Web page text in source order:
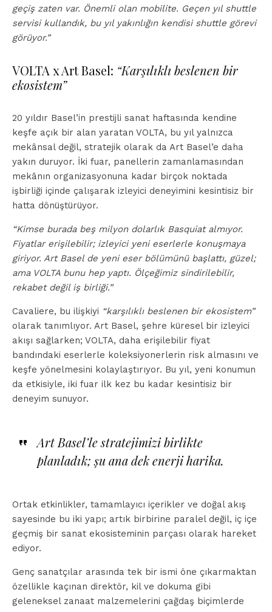
geçiş zaten var. Önemli olan mobilite. Geçen yıl shuttle
servisi kullandık, bu yıl yakınlığın kendisi shuttle görevi
görüyor.”
VOLTA x Art Basel: “Karşılıklı beslenen bir
ekosistem”
20 yıldır Basel’in prestijli sanat haftasında kendine
keşfe açık bir alan yaratan VOLTA, bu yıl yalnızca
mekânsal değil, stratejik olarak da Art Basel’e daha
yakın duruyor. İki fuar, panellerin zamanlamasından
mekânın organizasyonuna kadar birçok noktada
işbirliği içinde çalışarak izleyici deneyimini kesintisiz bir
hatta dönüştürüyor.
“Kimse burada beş milyon dolarlık Basquiat almıyor.
Fiyatlar erişilebilir; izleyici yeni eserlerle konuşmaya
giriyor. Art Basel de yeni eser bölümünü başlattı, güzel;
ama VOLTA bunu hep yaptı. Ölçeğimiz sindirilebilir,
rekabet değil iş birliği.”
Cavaliere, bu ilişkiyi “karşılıklı beslenen bir ekosistem”
olarak tanımlıyor. Art Basel, şehre küresel bir izleyici
akışı sağlarken; VOLTA, daha erişilebilir fiyat
bandındaki eserlerle koleksiyonerlerin risk almasını ve
keşfe yönelmesini kolaylaştırıyor. Bu yıl, yeni konumun
da etkisiyle, iki fuar ilk kez bu kadar kesintisiz bir
deneyim sunuyor.
Art Basel’le stratejimizi birlikte
planladık; şu ana dek enerji harika.
Ortak etkinlikler, tamamlayıcı içerikler ve doğal akış
sayesinde bu iki yapı; artık birbirine paralel değil, iç içe
geçmiş bir sanat ekosisteminin parçası olarak hareket
ediyor.
Genç sanatçılar arasında tek bir ismi öne çıkarmaktan
özellikle kaçınan direktör, kil ve dokuma gibi
geleneksel zanaat malzemelerini çağdaş biçimlerde